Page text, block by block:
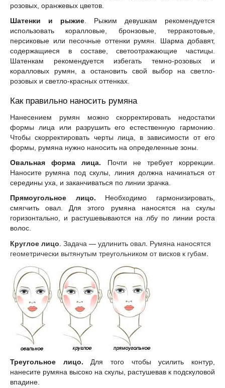
розовых, оранжевых цветов.
Шатенки и рыжие . Рыжим девушкам рекомендуется
использовать коралловые, бронзовые, терракотовые,
персиковые или песочные оттенки румян. Шарма добавят,
содержащиеся в составе, светоотражающие частицы.
Шатенкам рекомендуется избегать темно-розовых и
коралловых румян, а остановить свой выбор на светло-
розовых и светло-красных оттенках.
Как правильно наносить румяна
Нанесением румян можно скорректировать недостатки
формы лица или разрушить его естественную гармонию.
Чтобы скорректировать черты лица, в зависимости от его
формы, румяна нужно наносить на определенные зоны.
Овальная форма лица. Почти не требует коррекции.
Наносите румяна под скулы, линия должна начинаться от
середины уха, и заканчиваться по линии зрачка.
Прямоугольное лицо. Необходимо гармонизировать,
смягчить овал. Для этого румяна наносятся на скулы
горизонтально, и растушевываются на лбу по линии роста
волос.
Круглое лицо. Задача — удлинить овал. Румяна наносятся
геометрически вытянутым треугольником от висков к губам.
Треугольное лицо. Для того чтобы усилить контур,
нанесите румяна высоко на скулы, растушевав к подскуловой
впадине.